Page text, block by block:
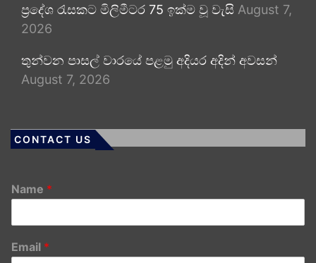
ප්‍රදේශ රැසකට මිලිමීටර 75 ඉක්ම වූ වැසි August 7,
2026
තුන්වන පාසල් වාරයේ පළමු අදියර අදින් අවසන්
August 7, 2026
CONTACT US
Name *
Email *